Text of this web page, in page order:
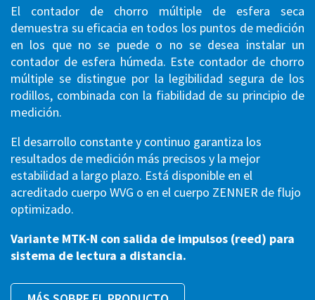
El contador de chorro múltiple de esfera seca
demuestra su eficacia en todos los puntos de medición
en los que no se puede o no se desea instalar un
contador de esfera húmeda. Este contador de chorro
múltiple se distingue por la legibilidad segura de los
rodillos, combinada con la fiabilidad de su principio de
medición.
El desarrollo constante y continuo garantiza los
resultados de medición más precisos y la mejor
estabilidad a largo plazo. Está disponible en el
acreditado cuerpo WVG o en el cuerpo ZENNER de flujo
optimizado.
Variante MTK-N con salida de impulsos (reed) para
sistema de lectura a distancia.